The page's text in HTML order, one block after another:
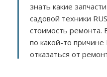
знать какие
садовой техники
стоимость ремонта.
по какой-то
отказаться от